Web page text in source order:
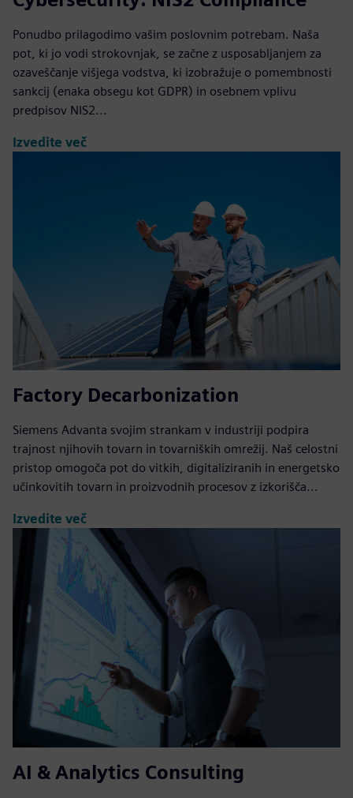
Ponudbo prilagodimo vašim poslovnim potrebam. Naša
pot, ki jo vodi strokovnjak, se začne z usposabljanjem za
ozaveščanje višjega vodstva, ki izobražuje o pomembnosti
sankcij (enaka obsegu kot GDPR) in osebnem vplivu
predpisov NIS2...
Izvedite več
Factory Decarbonization
Siemens Advanta svojim strankam v industriji podpira
trajnost njihovih tovarn in tovarniških omrežij. Naš celostni
pristop omogoča pot do vitkih, digitaliziranih in energetsko
učinkovitih tovarn in proizvodnih procesov z izkorišča...
Izvedite več
AI & Analytics Consulting